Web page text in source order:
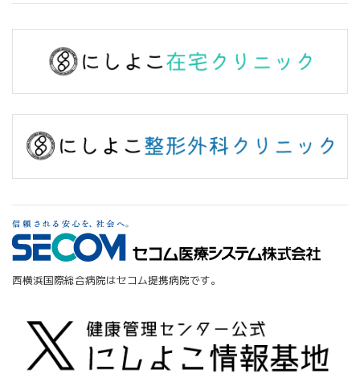
西横浜国際総合病院はセコム提携病院です。